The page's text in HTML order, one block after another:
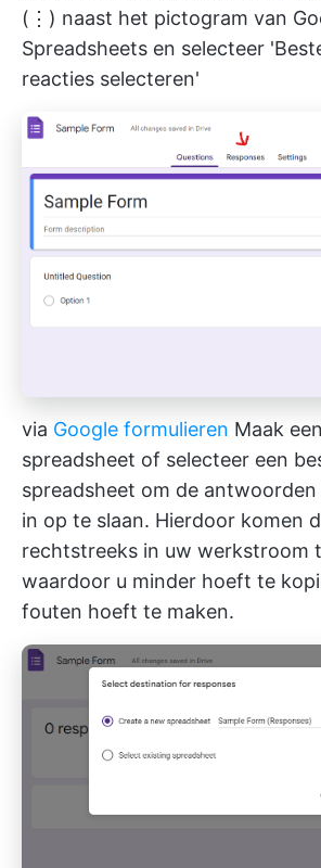
(⋮) naast het pictogram van
Spreadsheets en selecteer
reacties selecteren'
via Google formulieren Maak
spreadsheet of selecteer een
spreadsheet om de
in op te slaan. Hierdoor komen
rechtstreeks in uw werkstroom
waardoor u minder hoeft te
fouten hoeft te maken.